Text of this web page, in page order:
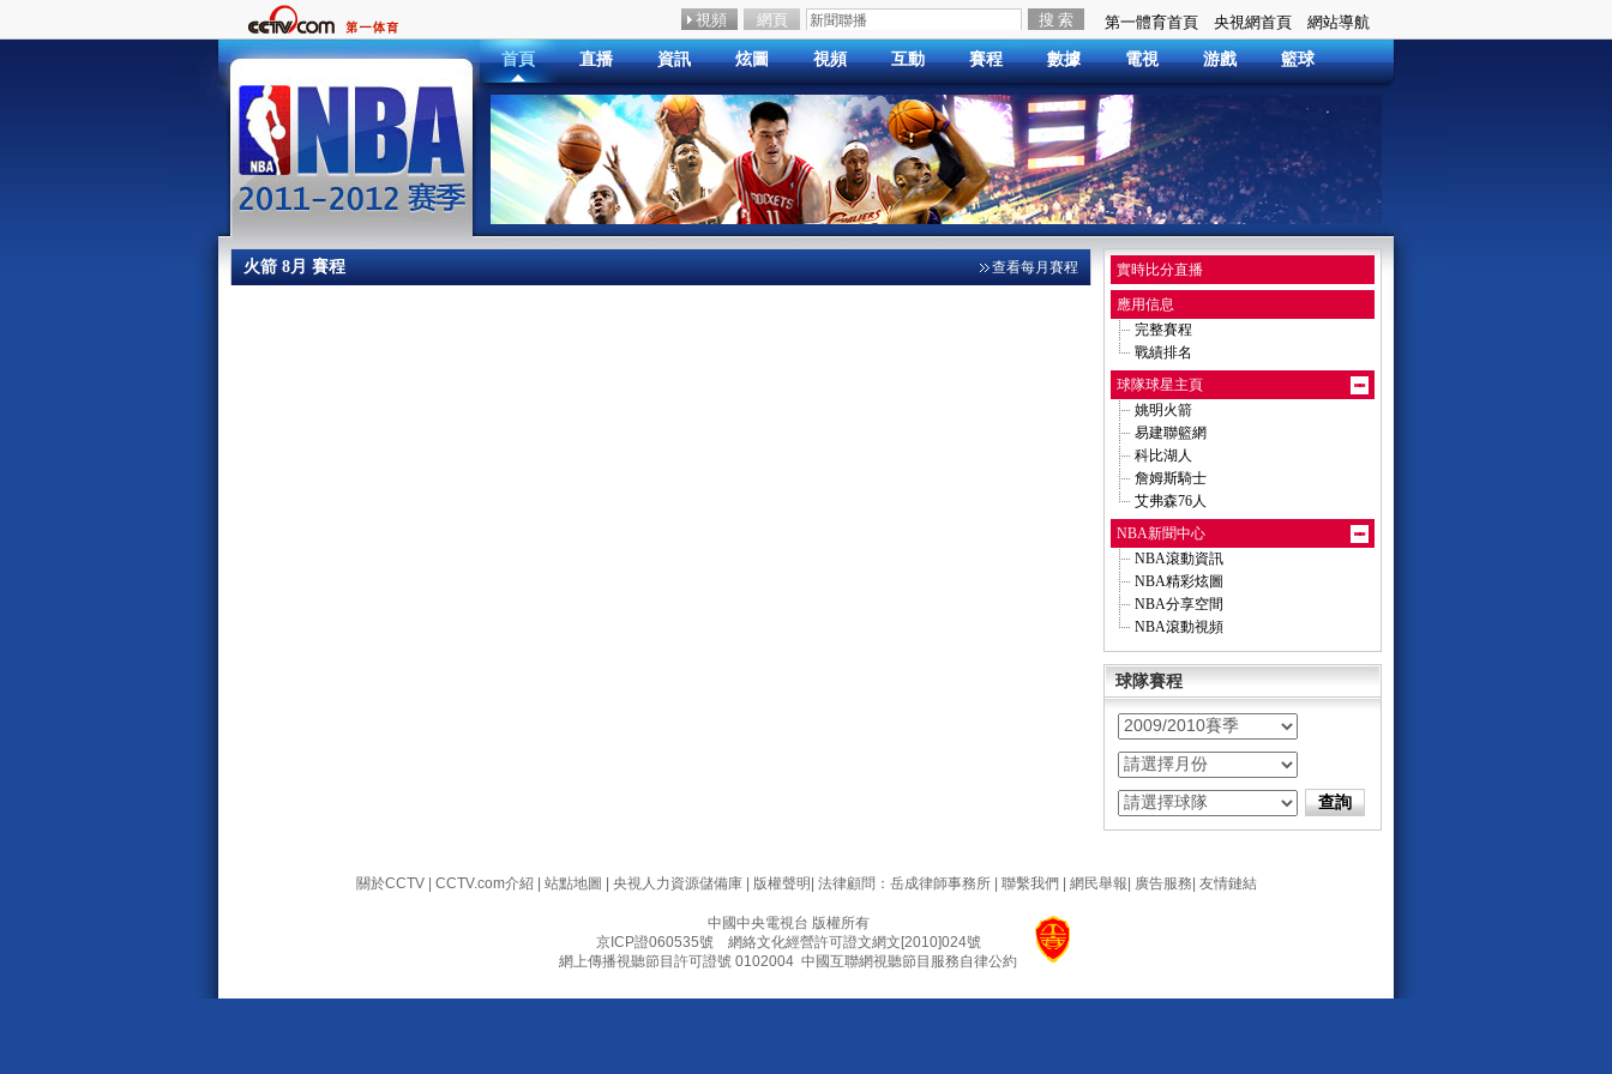
首頁 直播 資訊 炫圖 視頻 互動 賽程 數據 電視 游戲 籃球
火箭 8月 賽程 查看每月賽程 實時比分直播
應用信息
完整賽程
戰績排名
球隊球星主頁
姚明火箭
易建聯籃網
科比湖人
詹姆斯騎士
艾弗森76人
NBA新聞中心
NBA滾動資訊
NBA精彩炫圖
NBA分享空間
NBA滾動視頻
球隊賽程
關於CCTV| CCTV.com介紹 站點地圖 央視人力資源儲備庫| 版權聲明 法律顧問：岳成律師事務所| 聯繫我們 網民舉報 廣告服務 友情鏈結
中國中央電視台 版權所有
京ICP證060535號網絡文化經營許可證文網文[2010]024號
網上傳播視聽節目許可證號 0102004 中國互聯網視聽節目服務自律公約